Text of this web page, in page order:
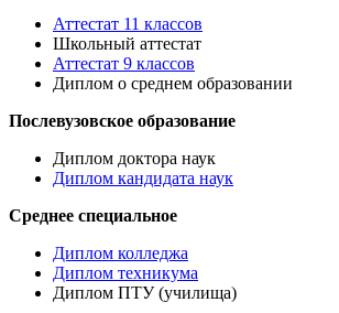
Аттестат 11 классов
Школьный аттестат
Аттестат 9 классов
Диплом о среднем образовании
Послевузовское образование
Диплом доктора наук
Диплом кандидата наук
Среднее специальное
Диплом колледжа
Диплом техникума
Диплом ПТУ (училища)